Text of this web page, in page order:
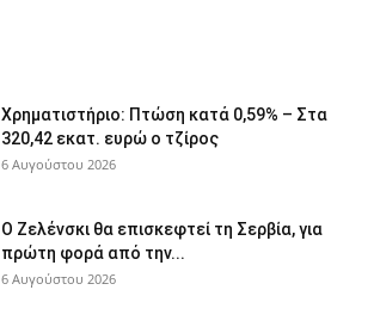
Χρηματιστήριο: Πτώση κατά 0,59% – Στα
320,42 εκατ. ευρώ ο τζίρος
6 Αυγούστου 2026
Ο Ζελένσκι θα επισκεφτεί τη Σερβία, για
πρώτη φορά από την...
6 Αυγούστου 2026